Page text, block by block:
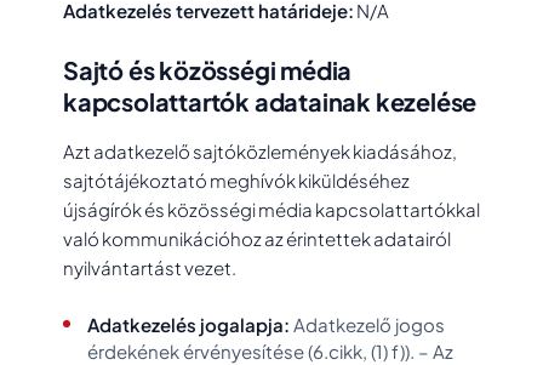
Adatkezelés tervezett határideje: N/A
Sajtó és közösségi média
kapcsolattartók adatainak kezelése
Azt adatkezelő sajtóközlemények kiadásához,
sajtótájékoztató meghívók kiküldéséhez
újságírók és közösségi média kapcsolattartókkal
való kommunikációhoz az érintettek adatairól
nyilvántartást vezet.
Adatkezelés jogalapja: Adatkezelő jogos
érdekének érvényesítése (6.cikk, (1) f)). – Az